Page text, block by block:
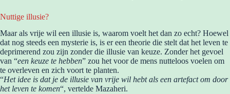
Nuttige illusie?
Maar als vrije wil een illusie is, waarom voelt het dan zo echt? Hoewel
dat nog steeds een mysterie is, is er een theorie die stelt dat het leven te
deprimerend zou zijn zonder die illusie van keuze. Zonder het gevoel
van “een keuze te hebben” zou het voor de mens nutteloos voelen om
te overleven en zich voort te planten.
“Het idee is dat je de illusie van vrije wil hebt als een artefact om door
het leven te komen“, vertelde Mazaheri.